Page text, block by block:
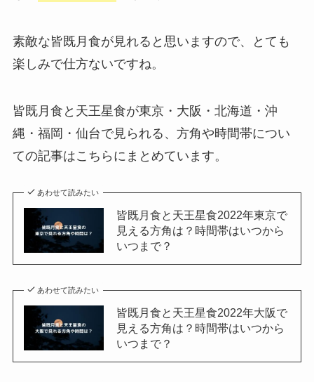
素敵な皆既月食が見れると思いますので、とても
楽しみで仕方ないですね。
皆既月食と天王星食が東京・大阪・北海道・沖
縄・福岡・仙台で見られる、方角や時間帯につい
ての記事はこちらにまとめています。
あわせて読みたい
皆既月食と天王星食2022年東京で
見える方角は？時間帯はいつから
いつまで？
あわせて読みたい
皆既月食と天王星食2022年大阪で
見える方角は？時間帯はいつから
いつまで？